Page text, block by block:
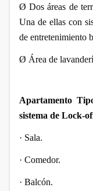
Ø Dos áreas de
Una de ellas con
de entretenimiento
Ø Área de
Apartamento
sistema de Lock-
· Sala.
· Comedor.
· Balcón.